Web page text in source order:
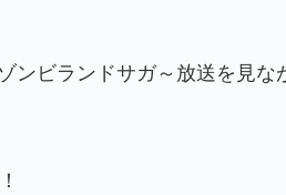
ビランドサガ～放送を見な